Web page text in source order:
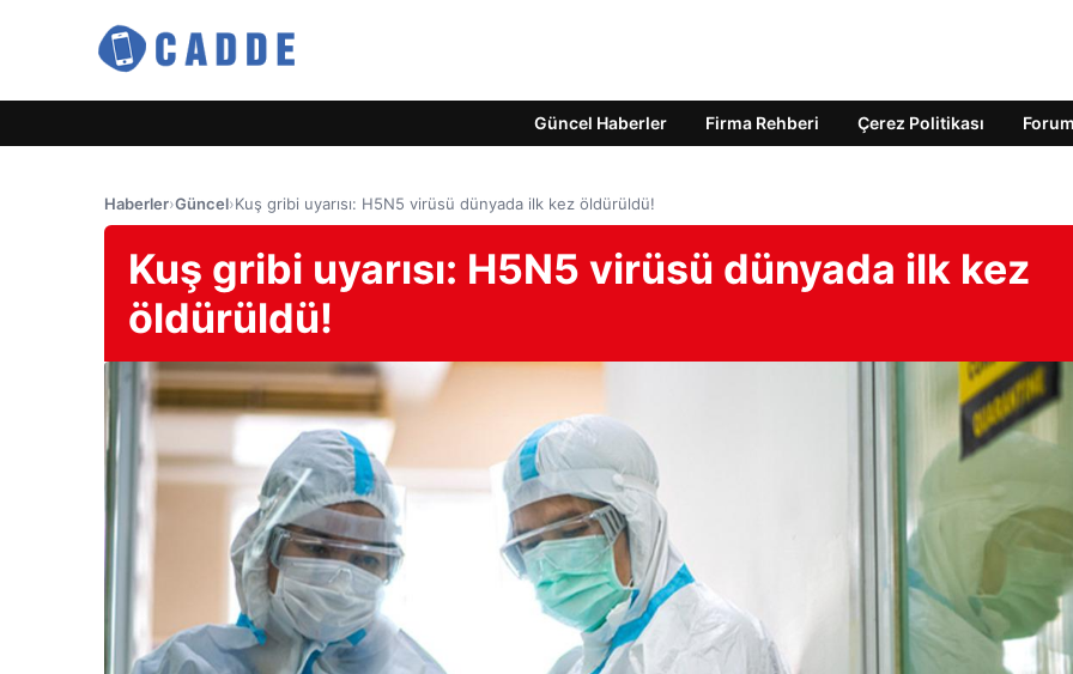
Güncel Haberler Firma Rehberi Çerez Politikası Forum
Haberler›Güncel›Kuş gribi uyarısı: H5N5 virüsü dünyada ilk kez öldürüldü!
Kuş gribi uyarısı: H5N5 virüsü dünyada ilk kez
öldürüldü!